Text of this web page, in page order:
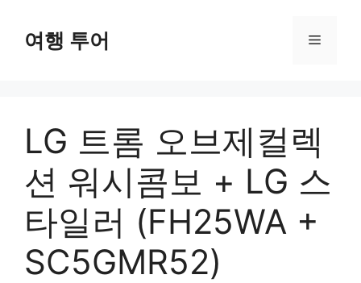
여행 투어 메
LG 트롬 오브제컬렉
션 워시콤보 + LG 스
타일러 (FH25WA +
SC5GMR52)